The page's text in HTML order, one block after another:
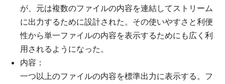
が、元は複数のファイルの内容を連結してストリーム
に出力するために設計された。その使いやすさと利便
性から単一ファイルの内容を表示するためにも広く利
用されるようになった。
内容：
一つ以上のファイルの内容を標準出力に表示する。フ